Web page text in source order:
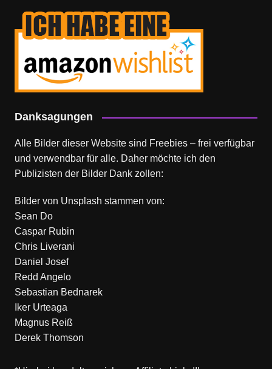
Danksagungen
Alle Bilder dieser Website sind Freebies – frei verfügbar
und verwendbar für alle. Daher möchte ich den
Publizisten der Bilder Dank zollen:
Bilder von Unsplash stammen von:
Sean Do
Caspar Rubin
Chris Liverani
Daniel Josef
Redd Angelo
Sebastian Bednarek
Iker Urteaga
Magnus Reiß
Derek Thomson